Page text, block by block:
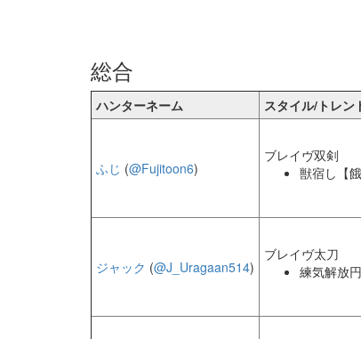
総合
ハンターネーム スタイル/トレン
ふじ (@Fujitoon6)
ブレイヴ双剣
獣宿し【
ジャック (@J_Uragaan514)
ブレイヴ太刀
練気解放